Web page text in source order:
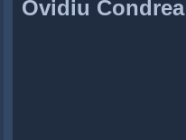
Ovidiu Condrea